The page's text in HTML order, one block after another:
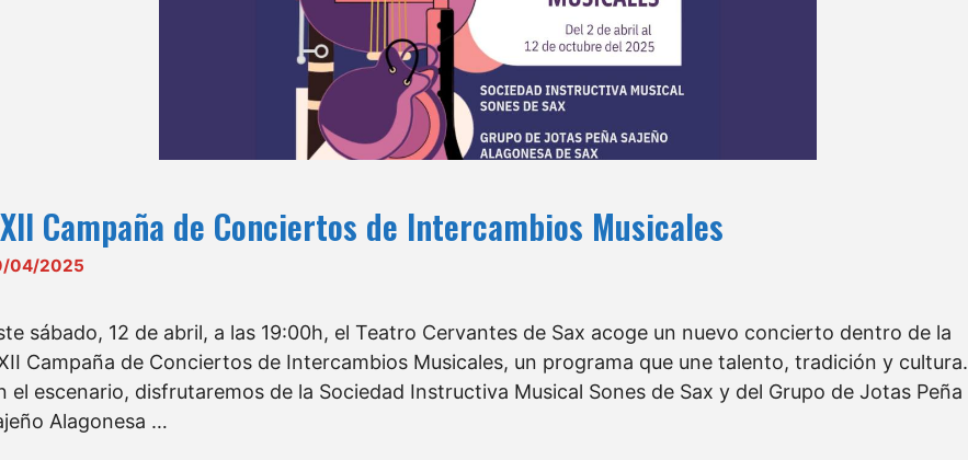
Campaña de Conciertos de Intercambios Musicales
04/2025
sábado, 12 de abril, a las 19:00h, el Teatro Cervantes de Sax acoge un nuevo concierto dentro de la
Campaña de Conciertos de Intercambios Musicales, un programa que une talento, tradición y cultura.
el escenario, disfrutaremos de la Sociedad Instructiva Musical Sones de Sax y del Grupo de Jotas Peña
Alagonesa …